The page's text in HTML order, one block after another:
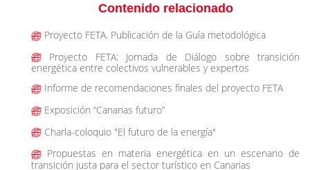
Contenido relacionado
Proyecto FETA. Publicación de la Guía metodológica
Proyecto FETA: Jornada de Diálogo sobre transición
energética entre colectivos vulnerables y expertos
Informe de recomendaciones finales del proyecto FETA
Exposición “Canarias futuro”
Charla-coloquio "El futuro de la energía"
Propuestas en materia energética en un escenario de
transición justa para el sector turístico en Canarias